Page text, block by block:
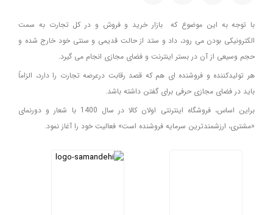
با توجه به این موضوع که بازار خرید و فروش و در کل تجارت به سمت
الکترونیکی بودن می رود، داد و ستد از حالت قدیمی و سنتی خود خارج شده و
حجم وسیعی از آن در بستر اینترنت و فضای مجازی انجام می گیرد.
هر تولیدکننده و فروشنده ای هم که قصد رقابت درعرصه تجارت را دارد، الزاماً
باید در فضای مجازی حرفی برای گفتن داشته باشد.
براین اساس، فروشگاه اینترنتی اولان کالا در سال 1400 با شعار و دورنمای
«مشتری، ارزشمندترین سرمایه فروشنده است» فعالیت خود را آغاز نمود.